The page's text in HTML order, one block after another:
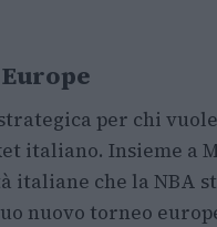
Europe
per chi vuole
italiano. Insieme a
italiane che la NBA
nuovo torneo